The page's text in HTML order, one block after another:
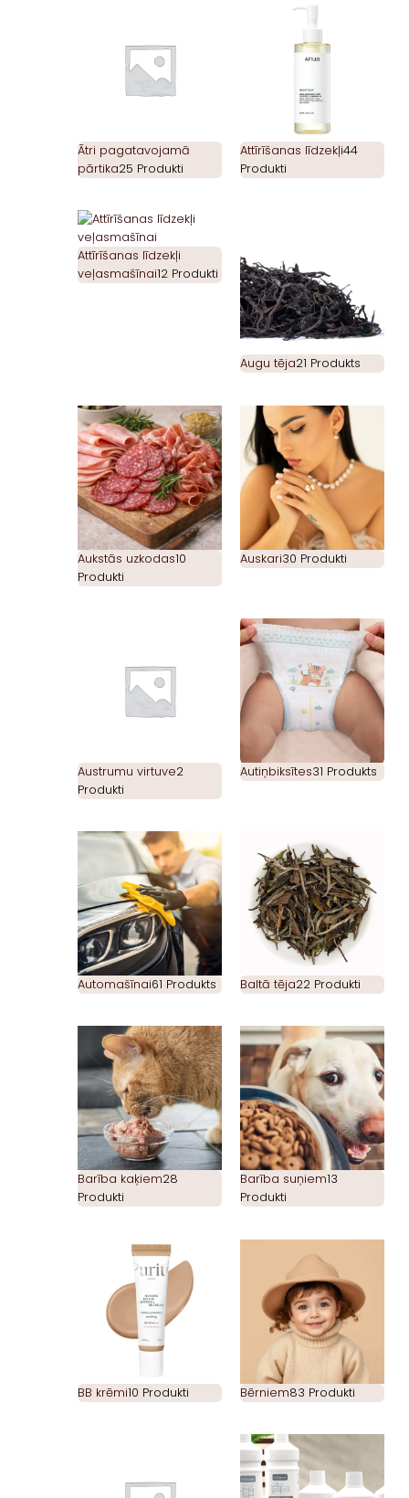
Ātri pagatavojamā
pārtika25 Produkti
Attīrīšanas līdzekļi44
Produkti
Attīrīšanas līdzekļi
veļasmašīnai12 Produkti
Augu tēja21 Produkts
Aukstās uzkodas10
Produkti
Auskari30 Produkti
Austrumu virtuve2
Produkti
Autiņbiksītes31 Produkts
Automašīnai61 Produkts Baltā tēja22 Produkti
Barība kaķiem28
Produkti
Barība suņiem13
Produkti
BB krēmi10 Produkti Bērniem83 Produkti